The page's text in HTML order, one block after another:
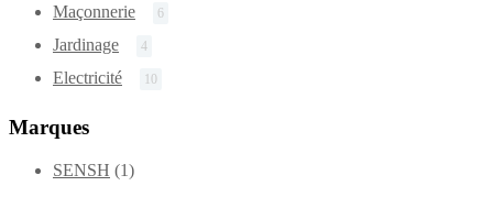
Maçonnerie 6
Jardinage 4
Electricité 10
Marques
SENSH (1)